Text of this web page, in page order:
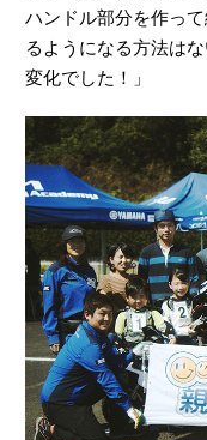
ハンドル部分を作っ
るようになる方法は
変化でした！」